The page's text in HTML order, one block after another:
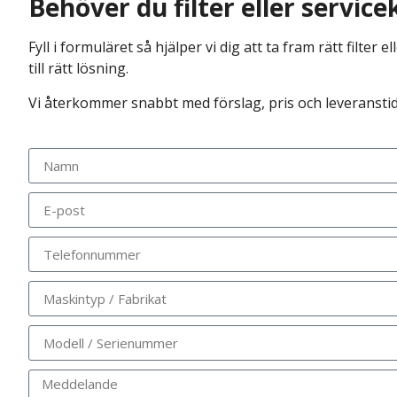
Behöver du filter eller
Fyll i formuläret så hjälper vi dig att ta fram rätt filter
till rätt lösning.
Vi återkommer snabbt med förslag, pris och
Du är varmt
vi så snart som
Vi hjälper dig!
Fyll i formuläret